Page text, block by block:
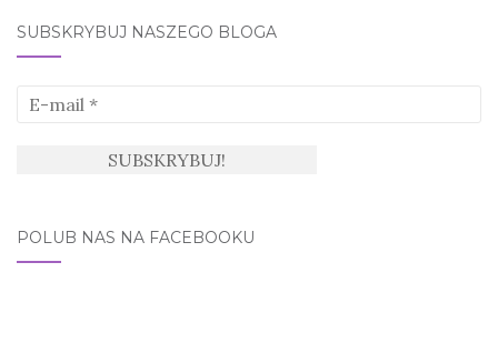
SUBSKRYBUJ NASZEGO BLOGA
POLUB NAS NA FACEBOOKU